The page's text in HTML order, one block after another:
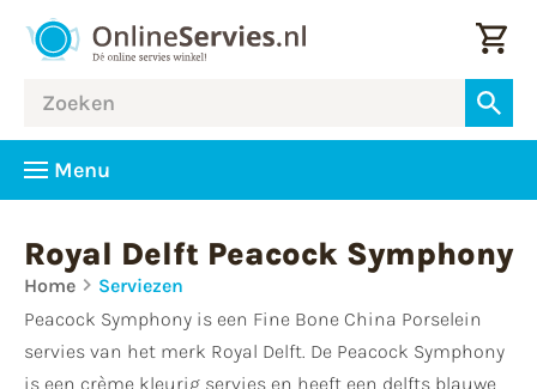
Menu
Royal Delft Peacock Symphony
Home
Serviezen
Peacock Symphony is een Fine Bone China Porselein
servies van het merk Royal Delft. De Peacock Symphony
is een crème kleurig servies en heeft een delfts blauwe